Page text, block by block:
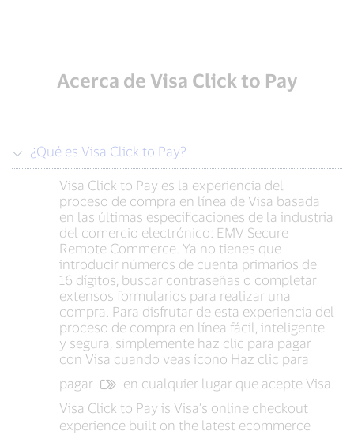
Acerca de Visa Click to Pay
¿Qué es Visa Click to Pay?
Visa Click to Pay es la experiencia del
proceso de compra en línea de Visa basada
en las últimas especificaciones de la industria
del comercio electrónico: EMV Secure
Remote Commerce. Ya no tienes que
introducir números de cuenta primarios de
16 dígitos, buscar contraseñas o completar
extensos formularios para realizar una
compra. Para disfrutar de esta experiencia del
proceso de compra en línea fácil, inteligente
y segura, simplemente haz clic para pagar
con Visa cuando veas ícono Haz clic para
pagar
en cualquier lugar que acepte Visa.
Visa Click to Pay is Visa’s online checkout
experience built on the latest ecommerce